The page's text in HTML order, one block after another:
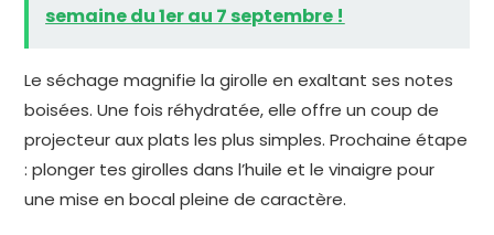
semaine du 1er au 7 septembre !
Le séchage magnifie la girolle en exaltant ses notes
boisées. Une fois réhydratée, elle offre un coup de
projecteur aux plats les plus simples. Prochaine étape
: plonger tes girolles dans l’huile et le vinaigre pour
une mise en bocal pleine de caractère.